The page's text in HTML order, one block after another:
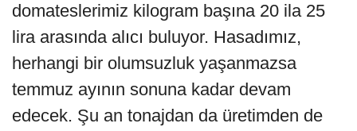
domateslerimiz kilogram başına 20 ila 25
lira arasında alıcı buluyor. Hasadımız,
herhangi bir olumsuzluk yaşanmazsa
temmuz ayının sonuna kadar devam
edecek. Şu an tonajdan da üretimden de